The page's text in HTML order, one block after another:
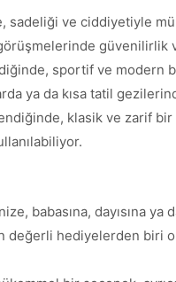
sadeliği ve ciddiyetiyle
güvenilirlik
sportif ve
ya da kısa tatil
klasik ve zarif
babasına, dayısına
hediyelerden biri